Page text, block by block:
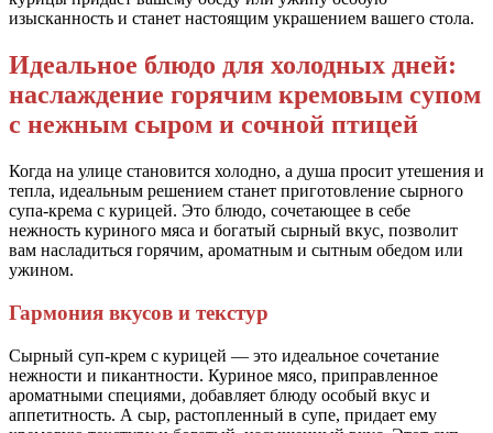
изысканность и станет настоящим украшением вашего стола.
Идеальное блюдо для холодных дней:
наслаждение горячим кремовым супом
с нежным сыром и сочной птицей
Когда на улице становится холодно, а душа просит утешения и
тепла, идеальным решением станет приготовление сырного
супа-крема с курицей. Это блюдо, сочетающее в себе
нежность куриного мяса и богатый сырный вкус, позволит
вам насладиться горячим, ароматным и сытным обедом или
ужином.
Гармония вкусов и текстур
Сырный суп-крем с курицей — это идеальное сочетание
нежности и пикантности. Куриное мясо, приправленное
ароматными специями, добавляет блюду особый вкус и
аппетитность. А сыр, растопленный в супе, придает ему